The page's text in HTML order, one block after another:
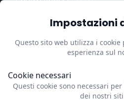
(Inglese)
Impressum(Inglese)
Aggiorni le preferenze sui
cookie
Contatti
Impostazioni
Questo sito web utilizza i
esperienza sul
Cookie necessari
Questi cookie sono necessari
dei nostri